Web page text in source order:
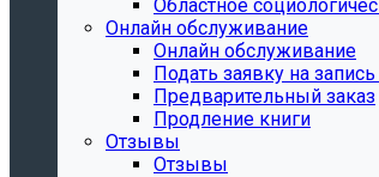
Областное
Онлайн обслуживание
Онлайн обслуживание
Подать заявку на
Предварительный заказ
Продление книги
Отзывы
Отзывы